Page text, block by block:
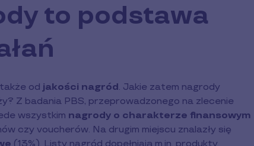
to podstawa
od jakości nagród. Jakie zatem nagrody
Z badania PBS, przeprowadzonego na zlecenie
wszystkim nagrody o charakterze finansowym
czy voucherów. Na drugim miejscu znalazły się